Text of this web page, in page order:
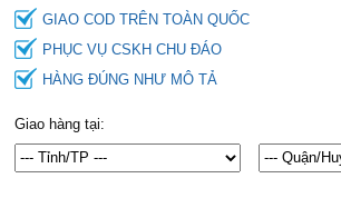
GIAO COD TRÊN TOÀN QUỐC
PHỤC VỤ CSKH CHU ĐÁO
HÀNG ĐÚNG NHƯ MÔ TẢ
Giao hàng tại: